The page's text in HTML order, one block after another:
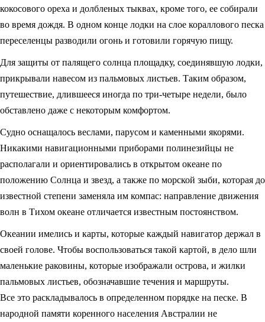
кокосового ореха и долбленых тыквах, кроме того, ее собирали
во время дождя. В одном конце лодки на слое кораллового песка
переселенцы разводили огонь и готовили горячую пищу.
Для защиты от палящего солнца площадку, соединявшую лодки,
прикрывали навесом из пальмовых листьев. Таким образом,
путешествие, длившееся иногда по три-четыре недели, было
обставлено даже с некоторым комфортом.
Судно оснащалось веслами, парусом и каменными якорями.
Никакими навигационными приборами полинезийцы не
располагали и ориентировались в открытом океане по
положению Солнца и звезд, а также по морской зыби, которая до
известной степени заменяла им компас: направление движения
волн в Тихом океане отличается известным постоянством.
Океании имелись и карты, которые каждый навигатор держал в
своей голове. Чтобы воспользоваться такой картой, в дело шли
маленькие раковины, которые изображали острова, и жилки
пальмовых листьев, обозначавшие течения и маршруты.
Все это раскладывалось в определенном порядке на песке. В
народной памяти коренного населения Австралии не